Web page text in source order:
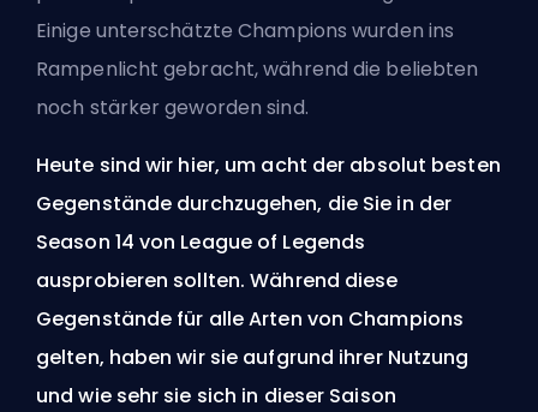
Einige unterschätzte Champions wurden ins
Rampenlicht gebracht, während die beliebten
noch stärker geworden sind.
Heute sind wir hier, um acht der absolut besten
Gegenstände durchzugehen, die Sie in der
Season 14 von League of Legends
ausprobieren sollten. Während diese
Gegenstände für alle Arten von Champions
gelten, haben wir sie aufgrund ihrer Nutzung
und wie sehr sie sich in dieser Saison